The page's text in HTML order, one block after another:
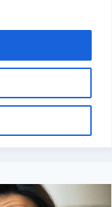
do mês?
qual o
na sua